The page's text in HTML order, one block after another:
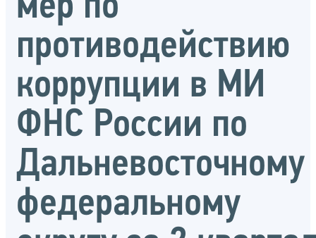
противодействию
коррупции в МИ
ФНС России по
Дальневосточному
федеральному